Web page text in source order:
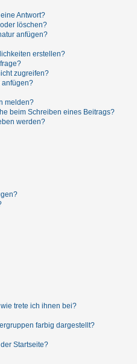
Antwort?
löschen?
anfügen?
erstellen?
zugreifen?
anfügen?
melden?
beim Schreiben eines Beitrags?
werden?
trete ich ihnen bei?
farbig dargestellt?
Startseite?